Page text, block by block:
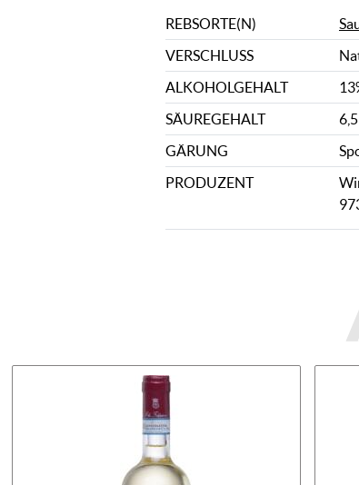
REBSORTE(N)
VERSCHLUSS
ALKOHOLGEHALT
SÄUREGEHALT
GÄRUNG
PRODUZENT